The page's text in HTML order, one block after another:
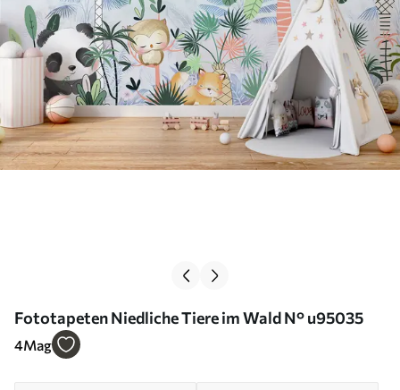
Fototapeten Niedliche Tiere im Wald N° u95035
4Mag